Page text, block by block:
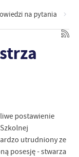
na pytania
postawienie
utrudniony ze
posesję - stwarza